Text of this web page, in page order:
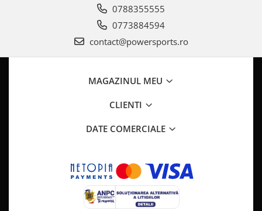
0788355555
0773884594
contact@powersports.ro
MAGAZINUL MEU
CLIENTI
DATE COMERCIALE